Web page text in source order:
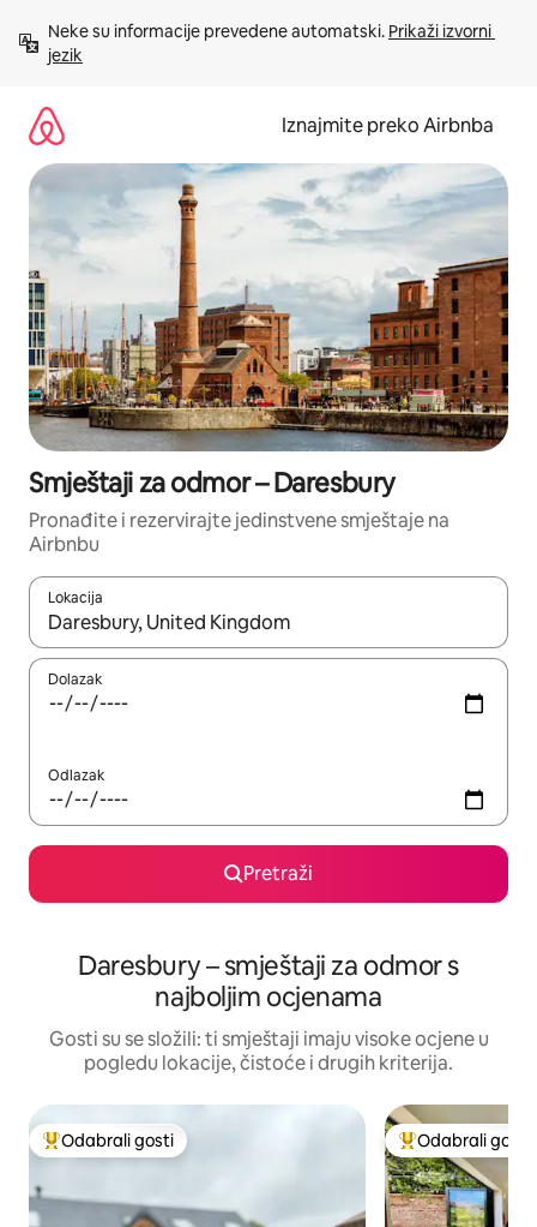
sadržaj
Neke su informacije prevedene automatski. Prikaži izvorni
jezik
Iznajmite preko Airbnba
Smještaji za odmor – Daresbury
Pronađite i rezervirajte jedinstvene smještaje na
Airbnbu
Lokacija
Kada budu dostupni rezultati, moći ćete ih pregledati
Dolazak
Odlazak
Pretraži
Daresbury – smještaji za odmor s
najboljim ocjenama
Gosti su se složili: ti smještaji imaju visoke ocjene u
pogledu lokacije, čistoće i drugih kriterija.
Među najviše rangiranima s oznakom „Odabrali gosti”
Odabrali gosti Među najviše
Odabrali gosti